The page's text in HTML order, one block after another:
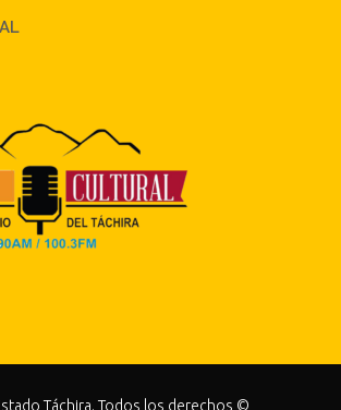
Táchira. Todos los derechos ©